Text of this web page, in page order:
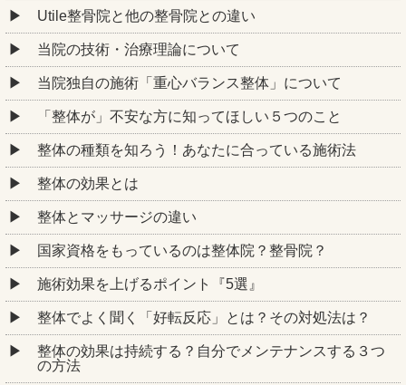
Utile整骨院と他の整骨院との違い
当院の技術・治療理論について
当院独自の施術「重心バランス整体」について
「整体が」不安な方に知ってほしい５つのこと
整体の種類を知ろう！あなたに合っている施術法
整体の効果とは
整体とマッサージの違い
国家資格をもっているのは整体院？整骨院？
施術効果を上げるポイント『5選』
整体でよく聞く「好転反応」とは？その対処法は？
整体の効果は持続する？自分でメンテナンスする３つ
の方法